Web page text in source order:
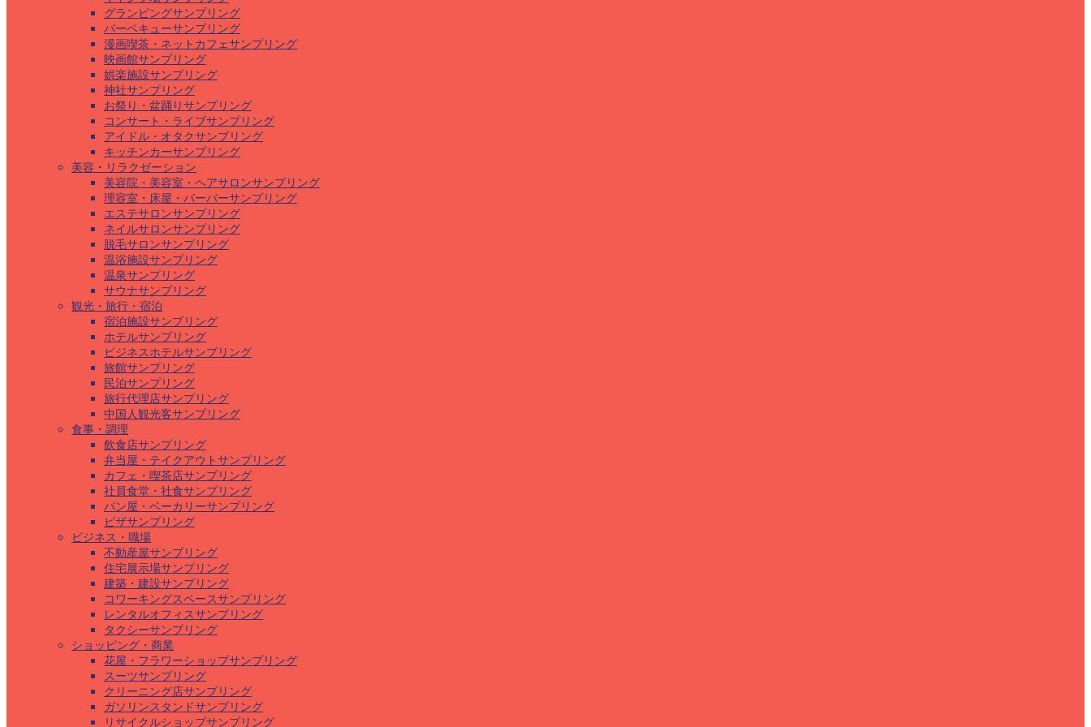
グランピングサンプリング
バーベキューサンプリング
漫画喫茶・ネットカフェサンプリング
映画館サンプリング
娯楽施設サンプリング
神社サンプリング
お祭り・盆踊りサンプリング
コンサート・ライブサンプリング
アイドル・オタクサンプリング
キッチンカーサンプリング
美容・リラクゼーション
美容院・美容室・ヘアサロンサンプリング
理容室・床屋・バーバーサンプリング
エステサロンサンプリング
ネイルサロンサンプリング
脱毛サロンサンプリング
温浴施設サンプリング
温泉サンプリング
サウナサンプリング
観光・旅行・宿泊
宿泊施設サンプリング
ホテルサンプリング
ビジネスホテルサンプリング
旅館サンプリング
民泊サンプリング
旅行代理店サンプリング
中国人観光客サンプリング
食事・調理
飲食店サンプリング
弁当屋・テイクアウトサンプリング
カフェ・喫茶店サンプリング
社員食堂・社食サンプリング
パン屋・ベーカリーサンプリング
ピザサンプリング
ビジネス・職場
不動産屋サンプリング
住宅展示場サンプリング
建築・建設サンプリング
コワーキングスペースサンプリング
レンタルオフィスサンプリング
タクシーサンプリング
ショッピング・商業
花屋・フラワーショップサンプリング
スーツサンプリング
クリーニング店サンプリング
ガソリンスタンドサンプリング
リサイクルショップサンプリング